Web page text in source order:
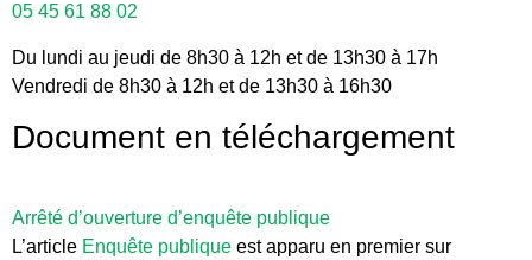
05 45 61 88 02
Du lundi au jeudi de 8h30 à 12h et de 13h30 à 17h
Vendredi de 8h30 à 12h et de 13h30 à 16h30
Document en téléchargement
Arrêté d’ouverture d’enquête publique
L’article Enquête publique est apparu en premier sur